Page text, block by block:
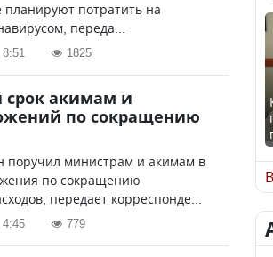
планируют потратить на
переда...
1825
акимам и
по сокращению
министрам и акимам в
по сокращению
передает корреспонде...
779